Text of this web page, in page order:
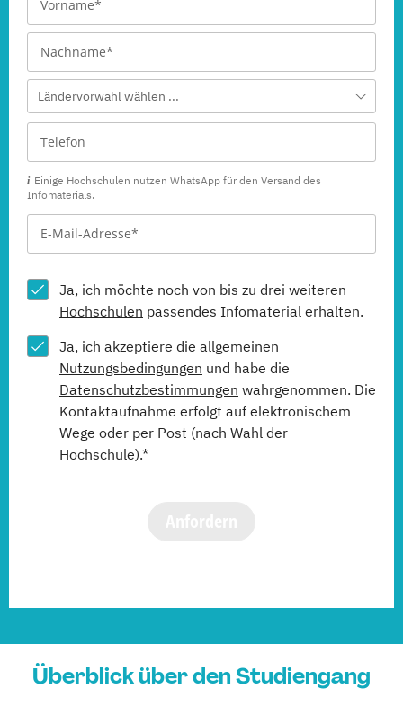
Ländervorwahl wählen ...
Einige Hochschulen nutzen WhatsApp für den Versand des
Infomaterials.
Ja, ich möchte noch von bis zu drei weiteren
Hochschulen passendes Infomaterial erhalten.
Ja, ich akzeptiere die allgemeinen
Nutzungsbedingungen und habe die
Datenschutzbestimmungen wahrgenommen. Die
Kontaktaufnahme erfolgt auf elektronischem
Wege oder per Post (nach Wahl der
Hochschule).*
Überblick über den Studiengang